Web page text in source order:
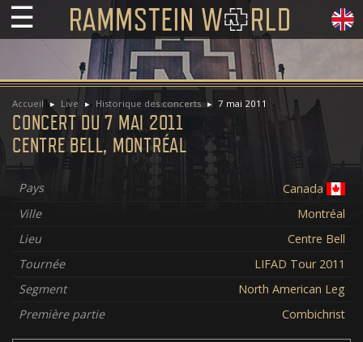
☰
Accueil Live Historique des concerts 7 mai 2011
CONCERT DU 7 MAI 2011
CENTRE BELL, MONTRÉAL
Pays
Canada
Ville
Montréal
Lieu
Centre Bell
Tournée
LIFAD Tour 2011
Segment
North American Leg
Première partie
Combichrist